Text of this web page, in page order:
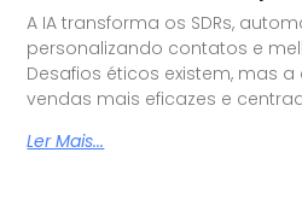
A IA transforma os SDRs,
personalizando contatos e
Desafios éticos existem, mas
vendas mais eficazes e
Ler Mais...